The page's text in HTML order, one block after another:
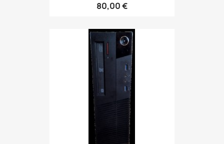
80,00 €